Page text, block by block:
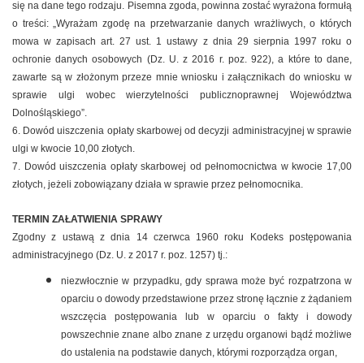
się na dane tego rodzaju. Pisemna zgoda, powinna zostać wyrażona formułą
o treści: „Wyrażam zgodę na przetwarzanie danych wrażliwych, o których
mowa w zapisach art. 27 ust. 1 ustawy z dnia 29 sierpnia 1997 roku o
ochronie danych osobowych (Dz. U. z 2016 r. poz. 922), a które to dane,
zawarte są w złożonym przeze mnie wniosku i załącznikach do wniosku w
sprawie ulgi wobec wierzytelności publicznoprawnej Województwa
Dolnośląskiego”.
6. Dowód uiszczenia opłaty skarbowej od decyzji administracyjnej w sprawie
ulgi w kwocie 10,00 złotych.
7. Dowód uiszczenia opłaty skarbowej od pełnomocnictwa w kwocie 17,00
złotych, jeżeli zobowiązany działa w sprawie przez pełnomocnika.
TERMIN ZAŁATWIENIA SPRAWY
Zgodny z ustawą z dnia 14 czerwca 1960 roku Kodeks postępowania
administracyjnego (Dz. U. z 2017 r. poz. 1257) tj.:
niezwłocznie w przypadku, gdy sprawa może być rozpatrzona w
oparciu o dowody przedstawione przez stronę łącznie z żądaniem
wszczęcia postępowania lub w oparciu o fakty i dowody
powszechnie znane albo znane z urzędu organowi bądź możliwe
do ustalenia na podstawie danych, którymi rozporządza organ,